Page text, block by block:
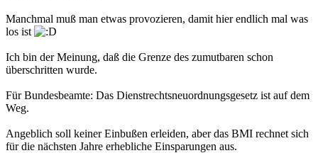
Manchmal muß man etwas provozieren, damit hier endlich mal was
los ist
Ich bin der Meinung, daß die Grenze des zumutbaren schon
überschritten wurde.
Für Bundesbeamte: Das Dienstrechtsneuordnungsgesetz ist auf dem
Weg.
Angeblich soll keiner Einbußen erleiden, aber das BMI rechnet sich
für die nächsten Jahre erhebliche Einsparungen aus.